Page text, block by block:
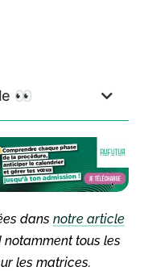
👀
dans notre article
notamment tous les
les matrices.